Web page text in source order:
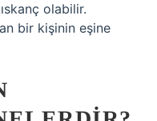
olabilir.
bir kişinin eşine